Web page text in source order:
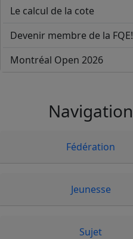
Le calcul de la cote
Devenir membre de la FQE!
Montréal Open 2026
Navigation
Fédération
Jeunesse
Sujet